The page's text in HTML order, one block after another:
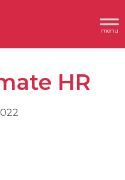
Header
Rechts
HR